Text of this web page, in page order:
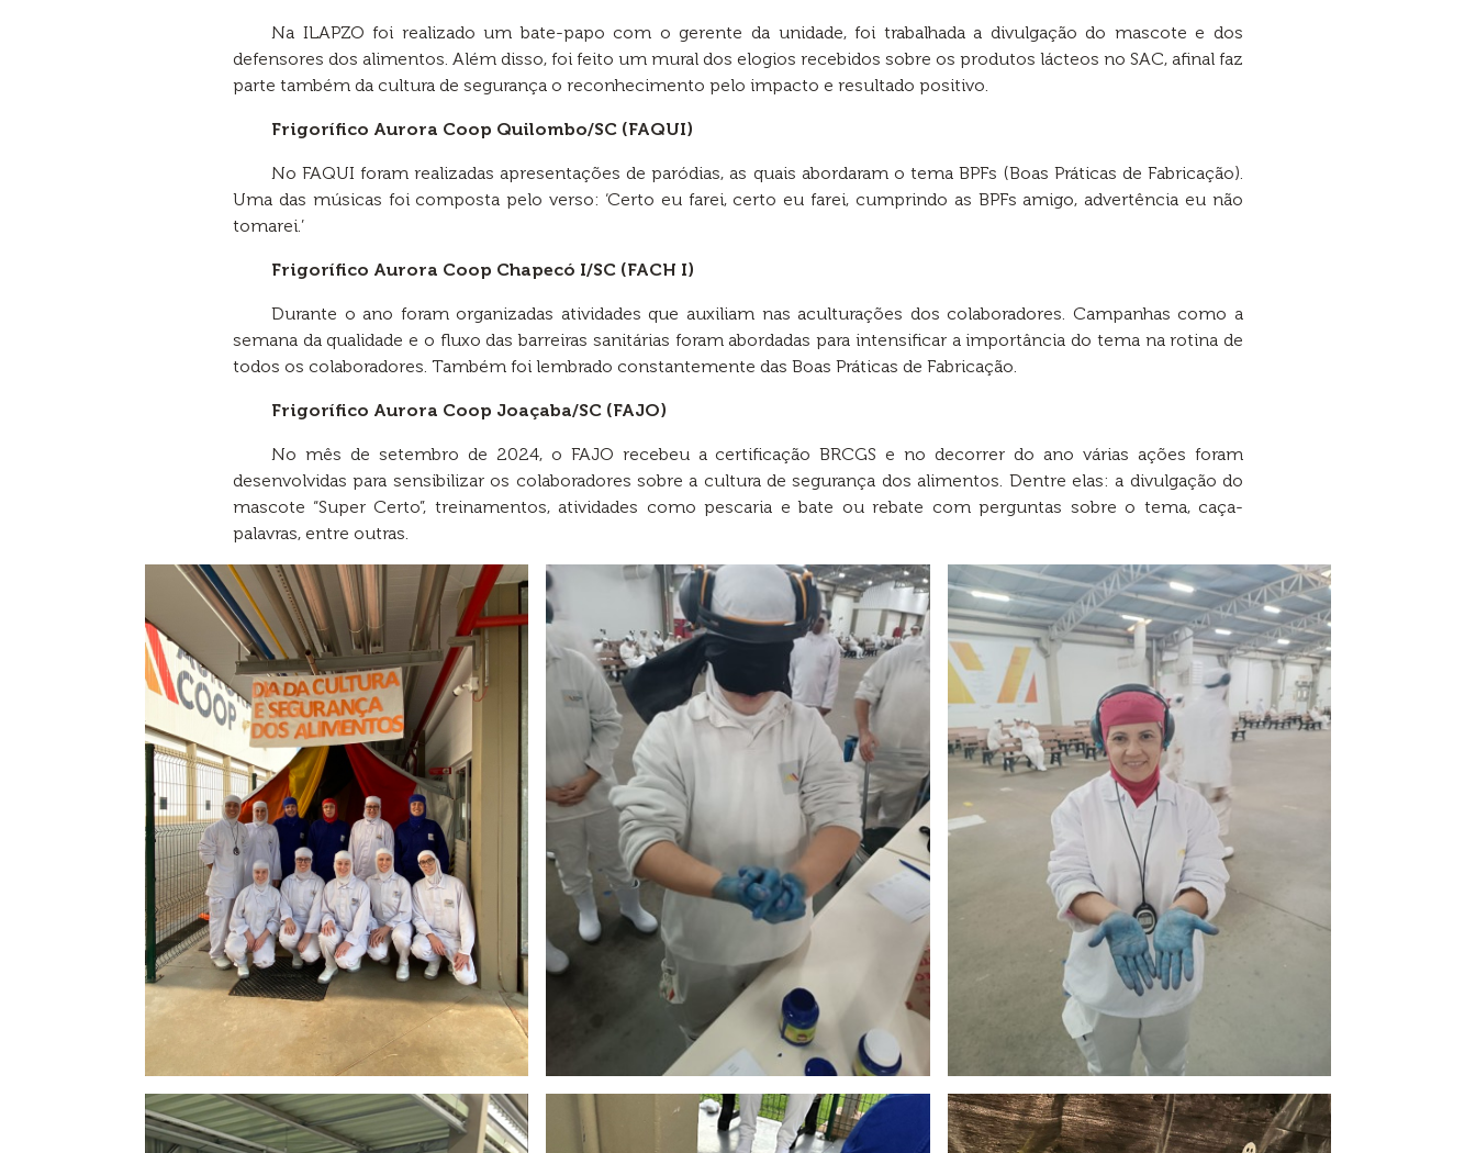
Na ILAPZO foi realizado um bate-papo com o gerente da unidade, foi trabalhada a divulgação do mascote e dos
defensores dos alimentos. Além disso, foi feito um mural dos elogios recebidos sobre os produtos lácteos no SAC, afinal faz
parte também da cultura de segurança o reconhecimento pelo impacto e resultado positivo.
Frigorífico Aurora Coop Quilombo/SC (FAQUI)
No FAQUI foram realizadas apresentações de paródias, as quais abordaram o tema BPFs (Boas Práticas de Fabricação).
Uma das músicas foi composta pelo verso: ‘Certo eu farei, certo eu farei, cumprindo as BPFs amigo, advertência eu não
tomarei.’
Frigorífico Aurora Coop Chapecó I/SC (FACH I)
Durante o ano foram organizadas atividades que auxiliam nas aculturações dos colaboradores. Campanhas como a
semana da qualidade e o fluxo das barreiras sanitárias foram abordadas para intensificar a importância do tema na rotina de
todos os colaboradores. Também foi lembrado constantemente das Boas Práticas de Fabricação.
Frigorífico Aurora Coop Joaçaba/SC (FAJO)
No mês de setembro de 2024, o FAJO recebeu a certificação BRCGS e no decorrer do ano várias ações foram
desenvolvidas para sensibilizar os colaboradores sobre a cultura de segurança dos alimentos. Dentre elas: a divulgação do
mascote “Super Certo”, treinamentos, atividades como pescaria e bate ou rebate com perguntas sobre o tema, caça-
palavras, entre outras.